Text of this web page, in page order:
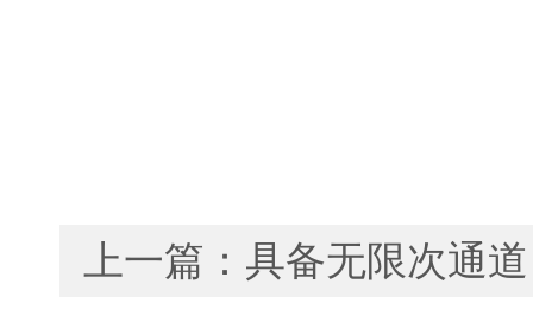
上一篇： 具备无限次通